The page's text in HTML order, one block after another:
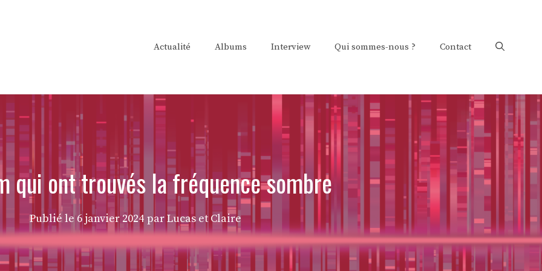
Actualité Albums Interview Qui sommes-nous ? Contact
qui ont trouvés la fréquence sombre
Publié le6 janvier 2024 par Lucas et Claire